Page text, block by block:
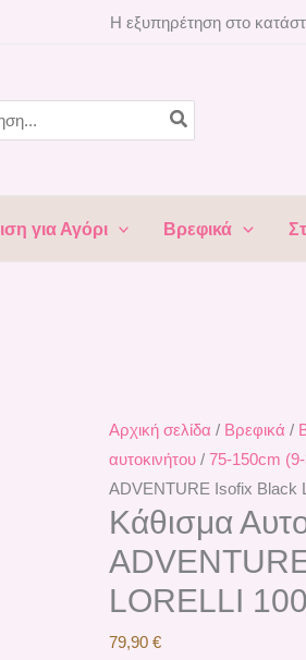
Η εξυπηρέτηση στο
για Αγόρι Βρεφικά
Αρχική σελίδα / Βρεφικά /
αυτοκινήτου / 75-150cm
ADVENTURE Isofix Black
Kάθισμα
LORELLI
79,90 €
Kάθισμα
150cm
ADVENTURE
LORELLI